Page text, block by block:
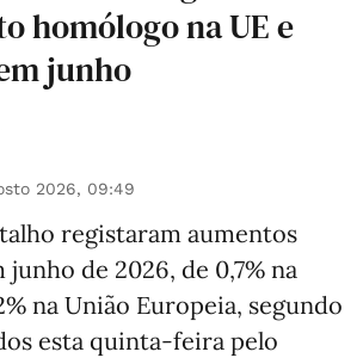
homólogo na UE e
junho
2026, 09:49
registaram aumentos
de 2026, de 0,7% na
na União Europeia, segundo
esta quinta-feira pelo